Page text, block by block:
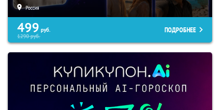
Россия
499 руб.
1290руб.
ПОДРОБНЕЕ